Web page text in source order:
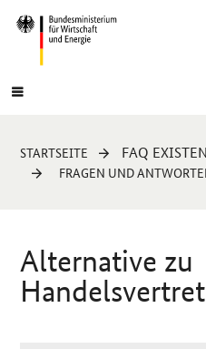
Navigation
Hauptmenü
Sie
sind
STARTSEITE FAQ
FRAGEN UND
Alternative zu